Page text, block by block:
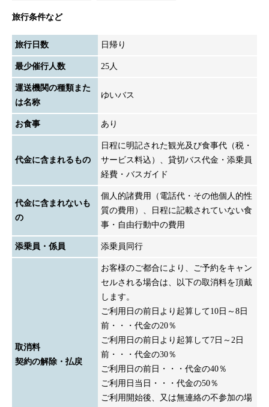
ｽﾂｱｰ｜沖縄明治乳
業・漬物工場・黒糖
工場など
旅行条件など
旅行日数 日帰り
最少催行人数 25人
運送機関の種類また
は名称
ゆいバス
お食事 あり
代金に含まれるもの
日程に明記された観光及び食事代（税・
サービス料込）、貸切バス代金・添乗員
経費・バスガイド
代金に含まれないも
の
個人的諸費用（電話代・その他個人的性
質の費用）、日程に記載されていない食
事・自由行動中の費用
添乗員・係員 添乗員同行
取消料
契約の解除・払戻
お客様のご都合により、ご予約をキャン
セルされる場合は、以下の取消料を頂戴
します。
ご利用日の前日より起算して10日～8日
前・・・代金の20％
ご利用日の前日より起算して7日～2日
前・・・代金の30％
ご利用日の前日・・・代金の40％
ご利用日当日・・・代金の50％
ご利用開始後、又は無連絡の不参加の場